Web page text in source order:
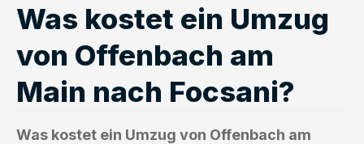
Was kostet ein Umzug
von Offenbach am
Main nach Focsani?
Was kostet ein Umzug von Offenbach am